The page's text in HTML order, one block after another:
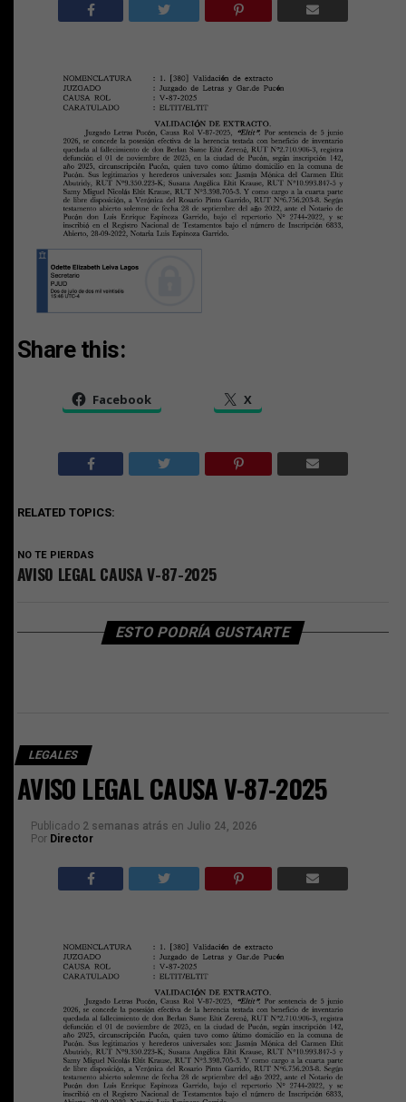
Share this:
Facebook X
RELATED TOPICS:
NO TE PIERDAS
AVISO LEGAL CAUSA V-87-2025
ESTO PODRÍA GUSTARTE
LEGALES
AVISO LEGAL CAUSA V-87-2025
Publicado 2 semanas atrás en Julio 24, 2026
Por Director